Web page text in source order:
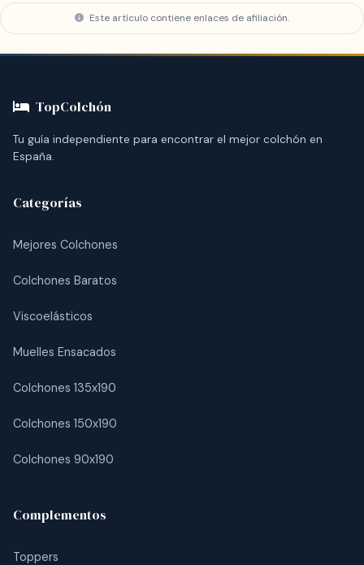
Este artículo contiene enlaces de afiliación.
TopColchón
Tu guía independiente para encontrar el mejor colchón en
España.
Categorías
Mejores Colchones
Colchones Baratos
Viscoelásticos
Muelles Ensacados
Colchones 135x190
Colchones 150x190
Colchones 90x190
Complementos
Toppers